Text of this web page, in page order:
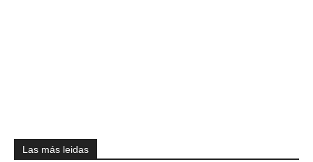
Las más leidas